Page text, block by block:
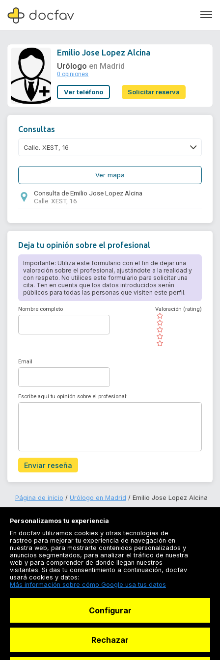
Soporte
Emilio Jose Lopez Alcina
Urólogo en Madrid
0 opiniones
Ver teléfono Solicitar reserva
Consultas
Ver mapa
Consulta de Emilio Jose Lopez Alcina
Calle. XEST, 16
Deja tu opinión sobre el profesional
Importante: Utiliza este formulario con el fin de dejar una
valoración sobre el profesional, ajustándote a la realidad y
con respeto. No utilices este formulario para solicitar una
cita. Ten en cuenta que los datos introducidos serán
públicos para todas las personas que visiten este perfil.
Nombre completo
( )
( )
( )
( )
( )
Valoración (rating)
Email
Escribe aquí tu opinión sobre el profesional:
Enviar reseña
Página de inicio Urólogo en Madrid Emilio Jose Lopez Alcina
Registrarse
Docfav
Personalizamos tu experiencia
En docfav utilizamos cookies y otras tecnologías de
rastreo para mejorar tu experiencia de navegación en
nuestra web, para mostrarte contenidos personalizados y
anuncios segmentados, para analizar el tráfico de nuestra
web y para comprender de donde llegan nuestros
visitantes. Si das tu consentimiento a continuación, docfav
usará cookies y datos:
Más información sobre cómo Google usa tus datos
Configurar
Rechazar